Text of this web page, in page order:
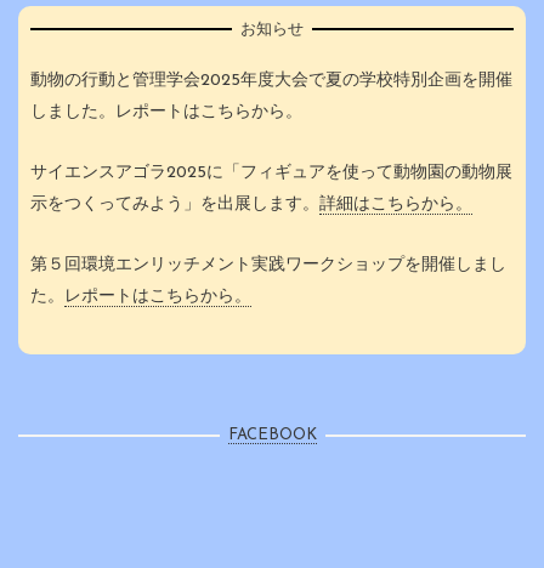
お知らせ
動物の行動と管理学会2025年度大会で夏の学校特別企画を開催
しました。レポートはこちらから。
サイエンスアゴラ2025に「フィギュアを使って動物園の動物展
示をつくってみよう」を出展します。 詳細はこちらから。
第５回環境エンリッチメント実践ワークショップを開催しまし
た。
レポートはこちらから。
FACEBOOK